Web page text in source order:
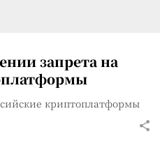
запрета на
криптоплатформы